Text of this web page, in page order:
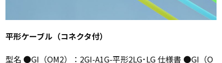
平形ケーブル（コネクタ付）
型名 ●GI（OM2）：2GI-A1G-平形2LG･LG 仕様書 ●GI（O